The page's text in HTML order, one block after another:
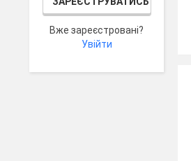
Вже зареєстровані?
Увійти